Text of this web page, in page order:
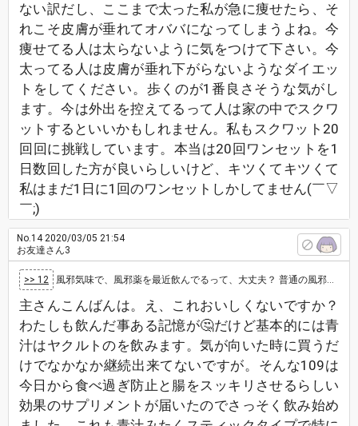
ない訳だし、ここまで太った私が急に痩せたら、そ
れこそ皮膚が垂れてオババになってしまうよね。今
痩せてる人は太らないように気をつけて下さい。今
太ってる人は皮膚が垂れ下がらないようなダイエッ
トをしてください。歩くのが1番良さそうな気がし
ます。今は外出を控えてるって人は家の中でスクワ
ットするといいかもしれません。私もスクワット20
回回に挑戦しています。本当は20回ワンセットを1
日数回した方が良いらしいけど、キツくてキツくて
私はまだ1日に1回のワンセットしかしてません(￣▽
￣;)
No.142020/03/05 21:54
お友達さん3
>> 12 風邪気味で、風邪薬を最近飲んでるって、大丈夫？ 普通の風邪かインフルエンザなら、病院へ行けば薬が貰えるから、まだいい方だけど、武漢ウイルス…
主さんこんばんは。え、これおいしくないですか？
わたしも飲んだ事ある記憶が🤔だけど基本的には青
汁はヤクルトのを飲みます。気が向いた時に買うだ
けでなかなか継続出来てないですが。そんな109は
今日から食べ過ぎ防止と腸をスッキリさせるらしい
効果のサプリメントが届いたのでさっそく飲み始め